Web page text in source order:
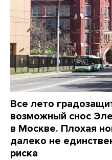
Все лето
возможный снос
в Москве. Плохая
далеко не
риска